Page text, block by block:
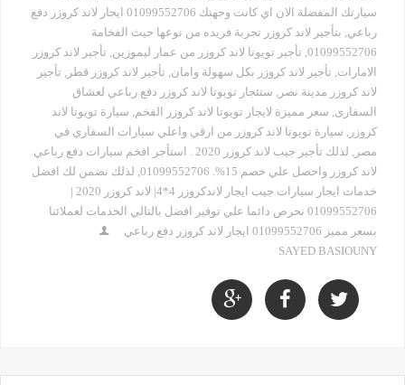
سيارتك المفضلة الان اي كانت وجهتك 01099552706 ايجار لاند كروزر دفع
رباعي, بتأجير لاند كروزر تجربة فريده من نوعها حيث الفخامة
01099552706
, تأجير تويوتا لاند كروزر من عمار ليموزين, تأجير لاند كروزر
الامارات, تأجير لاند كروزر بكل سهولة وامان, تأجير لاند كروزر قطر , تأجير
لاند كروزر مدينة نصر , ستئجار تويوتا لاند كروزر دفع رباعي لعشاق
السفارى, سعر مميزة لايجار تويوتا لاند كروزر الفخم, سيارة تويوتا لاند
كروزر , سيارة تويوتا لاند كروزر من ارقي واعلي سيارات السفاري في
مصر ,
لذلك تأجير جيب لاند كروزر 2020 . استأجر افخم سيارات دفع رباعي
لاند كروزر واحصل علي خصم 15%. 01099552706
, لذلك نضمن لك افضل
خدمات ايجار سيارات جيب ايجار لاندكروزر 4*4| لاند كروزر 2020 |
01099552706 نحرص دائما علي توفير افضل بالتالي الخدمات لعملائنا
بسعر مميز 01099552706 ايجار لاند كروزر دفع رباعي
SAYED BASIOUNY